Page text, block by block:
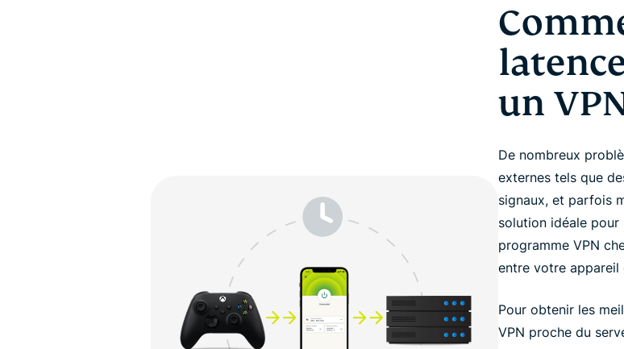
un
De nombreux
externes tels que
signaux, et parfois
solution idéale
programme VPN
entre votre appareil
Pour obtenir les
VPN proche du